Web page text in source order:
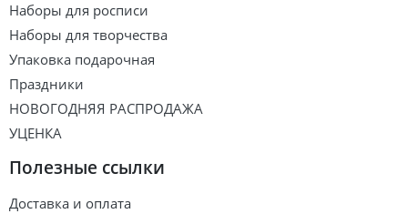
Наборы для росписи
Наборы для творчества
Упаковка подарочная
Праздники
НОВОГОДНЯЯ РАСПРОДАЖА
УЦЕНКА
Полезные ссылки
Доставка и оплата